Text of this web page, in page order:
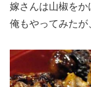
嫁さんは山椒を
俺もやってみたが